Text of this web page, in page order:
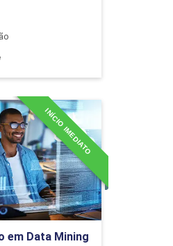
em Data Mining
INÍCIO IMEDIATO
em Data
Mining
do curso
Inscrição